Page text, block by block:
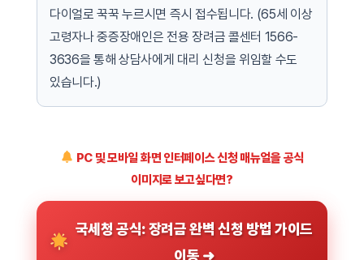
다이얼로 꾹꾹 누르시면 즉시 접수됩니다. (65세 이상
고령자나 중증장애인은 전용 장려금 콜센터 1566-
3636을 통해 상담사에게 대리 신청을 위임할 수도
있습니다.)
PC 및 모바일 화면 인터페이스 신청 매뉴얼을 공식
이미지로 보고싶다면?
국세청 공식: 장려금 완벽 신청 방법 가이드
이동 ➜